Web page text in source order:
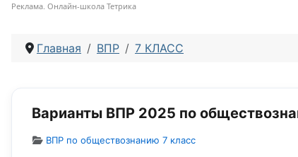
Реклама. Онлайн-школа Тетрика
Главная ВПР 7 КЛАСС
Варианты ВПР 2025 по
Информация о материале
ВПР по обществознанию 7 класс